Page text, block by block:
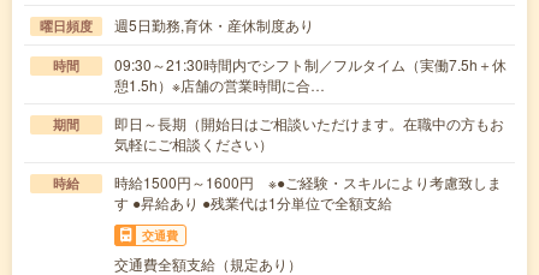
曜日頻度 週5日勤務,育休・産休制度あり
時間
09:30～21:30時間内でシフト制／フルタイム（実働7.5h＋休
憩1.5h）※店舗の営業時間に合…
期間
即日～長期（開始日はご相談いただけます。在職中の方もお
気軽にご相談ください）
時給
時給1500円～1600円 ※●ご経験・スキルにより考慮致しま
す ●昇給あり ●残業代は1分単位で全額支給
交通費
交通費全額支給（規定あり）